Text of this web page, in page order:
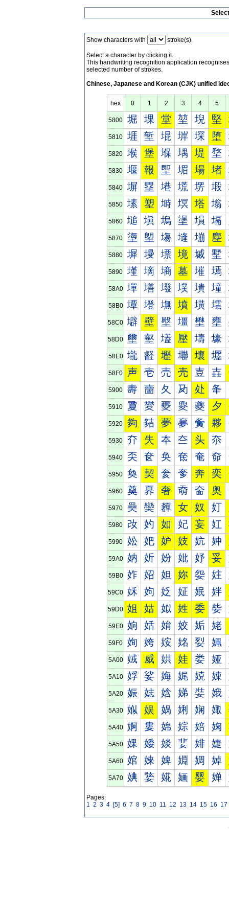
Show characters with stroke(s).
Select a character by clicking it.
This handwriting recognition application
selected number of strokes.
Chinese, Japanese and Korean (CJK) unified
hex 0 1 2 3 4 5
5800 堀 堁 堂 堃 堄 堅
5810 堐 堑 堒 堓 堔 堕
5820 堠 堡 堢 堣 堤 堥
5830 堰 報 堲 堳 場 堵
5840 塀 塁 塂 塃 塄 塅
5850 塐 塑 塒 塓 塔 塕
5860 塠 塡 塢 塣 塤 塥
5870 塰 塱 塲 塳 塴 塵
5880 墀 墁 墂 境 墄 墅
5890 墐 墑 墒 墓 墔 墕
58A0 墠 墡 墢 墣 墤 墥
58B0 墰 墱 墲 墳 墴 墵
58C0 壀 壁 壂 壃 壄 壅
58D0 壐 壑 壒 壓 壔 壕
58E0 壠 壡 壢 壣 壤 壥
58F0 声 壱 売 壳 壴 壵
5900 夀 夁 夂 夃 处 夅
5910 夐 夑 夒 夓 夔 夕
5920 夠 夡 夢 夣 夤 夥
5930 夰 失 夲 夳 头 夵
5940 奀 奁 奂 奃 奄 奅
5950 奐 契 奒 奓 奔 奕
5960 奠 奡 奢 奣 奤 奥
5970 奰 奱 奲 女 奴 奵
5980 妀 妁 如 妃 妄 妅
5990 妐 妑 妒 妓 妔 妕
59A0 妠 妡 妢 妣 妤 妥
59B0 妰 妱 妲 妳 妴 妵
59C0 姀 姁 姂 姃 姄 姅
59D0 姐 姑 姒 姓 委 姕
59E0 姠 姡 姢 姣 姤 姥
59F0 姰 姱 姲 姳 姴 姵
5A00 娀 威 娂 娃 娄 娅
5A10 娐 娑 娒 娓 娔 娕
5A20 娠 娡 娢 娣 娤 娥
5A30 娰 娱 娲 娳 娴 娵
5A40 婀 婁 婂 婃 婄 婅
5A50 婐 婑 婒 婓 婔 婕
5A60 婠 婡 婢 婣 婤 婥
5A70 婰 婱 婲 婳 婴 婵
Pages:
1 2 3 4 [5] 6 7 8 9 10 11 12 13 14 15 16 17